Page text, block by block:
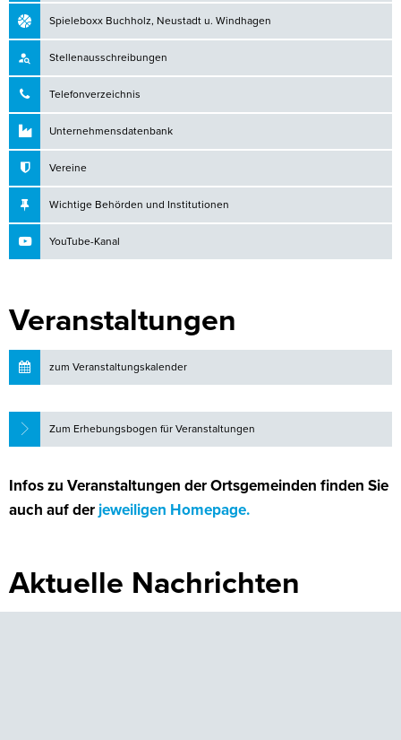
Spieleboxx Buchholz, Neustadt u. Windhagen
Stellenausschreibungen
Telefonverzeichnis
Unternehmensdatenbank
Vereine
Wichtige Behörden und Institutionen
YouTube-Kanal
Veranstaltungen
zum Veranstaltungskalender
Zum Erhebungsbogen für Veranstaltungen
Infos zu Veranstaltungen der Ortsgemeinden finden Sie
auch auf der jeweiligen Homepage.
Aktuelle Nachrichten